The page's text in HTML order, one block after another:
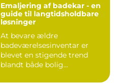
Emaljering af badekar - en
guide til langtidsholdbare
løsninger
At bevare ældre
badeværelsesinventar er
blevet en stigende trend
blandt både bolig...